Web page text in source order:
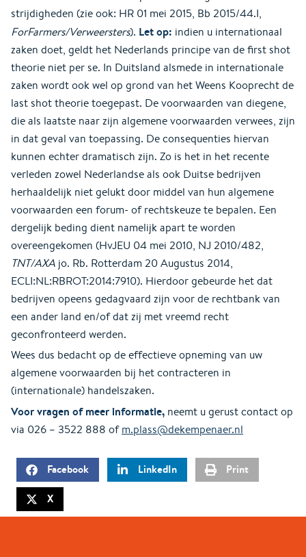
strijdigheden (zie ook: HR 01 mei 2015, Bb 2015/44.I,
ForFarmers/Verweersters). Let op: indien u internationaal
zaken doet, geldt het Nederlands principe van de first shot
theorie niet per se. In Duitsland alsmede in internationale
zaken wordt ook wel op grond van het Weens Kooprecht de
last shot theorie toegepast. De voorwaarden van diegene,
die als laatste naar zijn algemene voorwaarden verwees, zijn
in dat geval van toepassing. De consequenties hiervan
kunnen echter dramatisch zijn. Zo is het in het recente
verleden zowel Nederlandse als ook Duitse bedrijven
herhaaldelijk niet gelukt door middel van hun algemene
voorwaarden een forum- of rechtskeuze te bepalen. Een
dergelijk beding dient namelijk apart te worden
overeengekomen (HvJEU 04 mei 2010, NJ 2010/482,
TNT/AXA jo. Rb. Rotterdam 20 Augustus 2014,
ECLI:NL:RBROT:2014:7910). Hierdoor gebeurde het dat
bedrijven opeens gedagvaard zijn voor de rechtbank van
een ander land en/of dat zij met vreemd recht
geconfronteerd werden.
Wees dus bedacht op de effectieve opneming van uw
algemene voorwaarden bij het contracteren in
(internationale) handelszaken.
Voor vragen of meer informatie, neemt u gerust contact op
via 026 – 3522 888 ofm.plass@dekempenaer.nl
Facebook LinkedIn Print
X